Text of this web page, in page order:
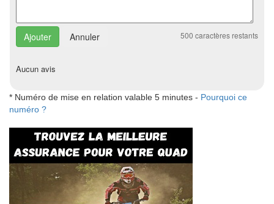
Annuler 500 caractères restants
Aucun avis
* Numéro de mise en relation valable 5 minutes - Pourquoi ce
numéro ?